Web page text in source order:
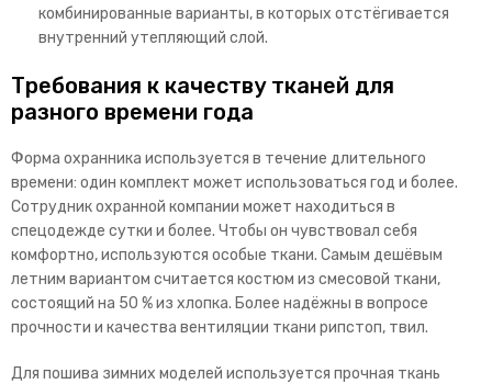
комбинированные варианты, в которых отстёгивается
внутренний утепляющий слой.
Требования к качеству тканей для
разного времени года
Форма охранника используется в течение длительного
времени: один комплект может использоваться год и более.
Сотрудник охранной компании может находиться в
спецодежде сутки и более. Чтобы он чувствовал себя
комфортно, используются особые ткани. Самым дешёвым
летним вариантом считается костюм из смесовой ткани,
состоящий на 50 % из хлопка. Более надёжны в вопросе
прочности и качества вентиляции ткани рипстоп, твил.
Для пошива зимних моделей используется прочная ткань